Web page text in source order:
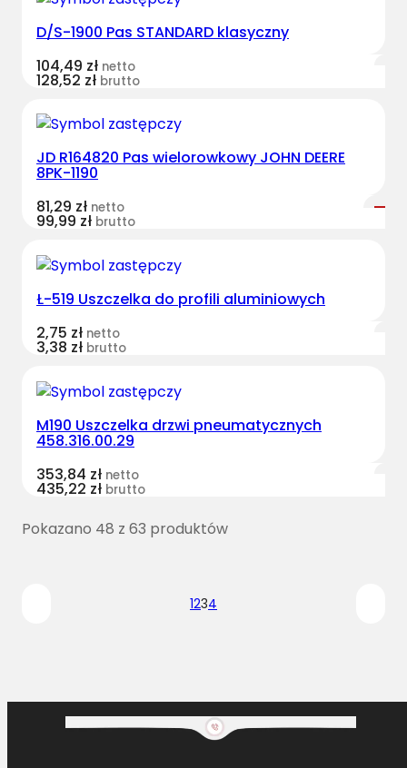
D/S-1900 Pas STANDARD klasyczny
104,49 zł netto
128,52 zł brutto
JD R164820 Pas wielorowkowy JOHN DEERE
8PK-1190
81,29 zł netto
99,99 zł brutto
Ł-519 Uszczelka do profili aluminiowych
2,75 zł netto
3,38 zł brutto
M190 Uszczelka drzwi pneumatycznych
458.316.00.29
353,84 zł netto
435,22 zł brutto
Pokazano 48 z 63 produktów
1234